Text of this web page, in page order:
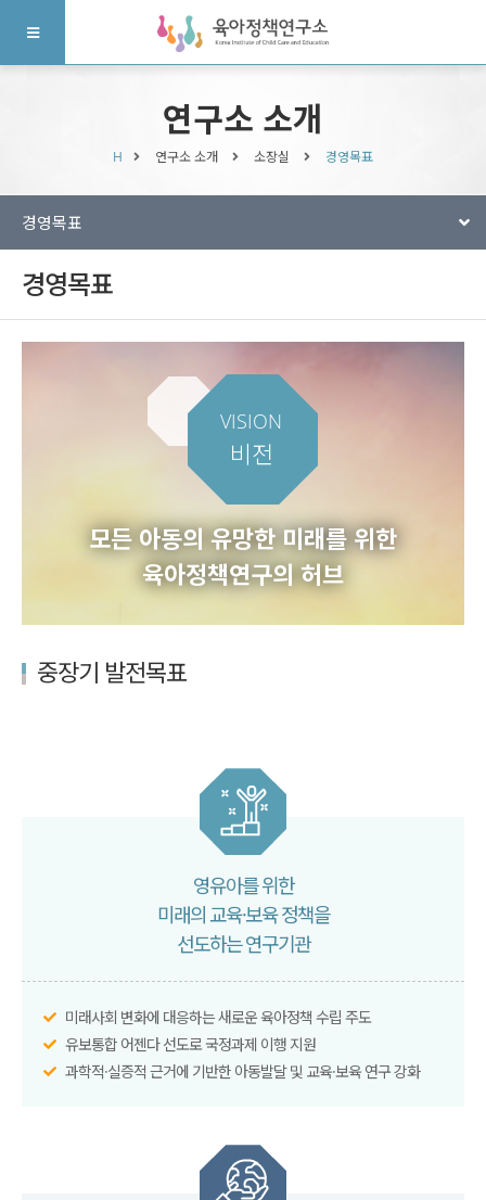
연구소 소개
H 연구소 소개 소장실 경영목표
경영목표
경영목표
VISION
비전
모든 아동의 유망한 미래를 위한
육아정책연구의 허브
중장기 발전목표
영유아를 위한
미래의 교육·보육 정책을
선도하는 연구기관
미래사회 변화에 대응하는 새로운 육아정책 수립 주도
유보통합 어젠다 선도로 국정과제 이행 지원
과학적·실증적 근거에 기반한 아동발달 및 교육·보육 연구 강화